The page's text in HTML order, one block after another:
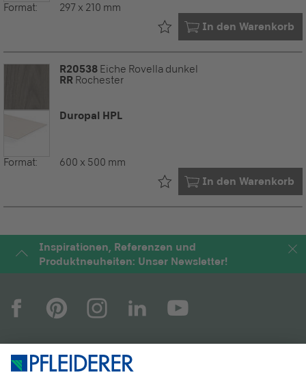
Format: 297 x 210 mm
In den Warenkorb
Bereits in Ihrem
R20538 Eiche Rovella dunkel
RR Rochester
Duropal HPL
Format: 600 x 500 mm
In den Warenkorb
Bereits in Ihrem
Inspirationen, Referenzen und
Produktneuheiten: Unser Newsletter!